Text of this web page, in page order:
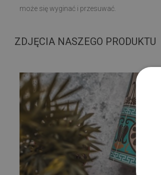
może się wyginać i przesuwać.
ZDJĘCIA NASZEGO PRODUKTU